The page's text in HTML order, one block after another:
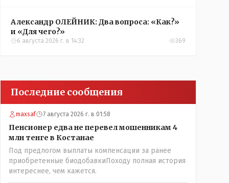
Александр ОЛЕЙНИК: Два вопроса: «Как?»
и «Для чего?»
6 августа 2026 г. в 14:32 369
Последние сообщения
maxsaf 7 августа 2026 г. в 01:58
Пенсионер едва не перевел мошенникам 4
млн тенге в Костанае
Под предлогом выплаты компенсации за ранее
приобретенные биодобавкиПоходу полная история
интереснее, чем кажется.